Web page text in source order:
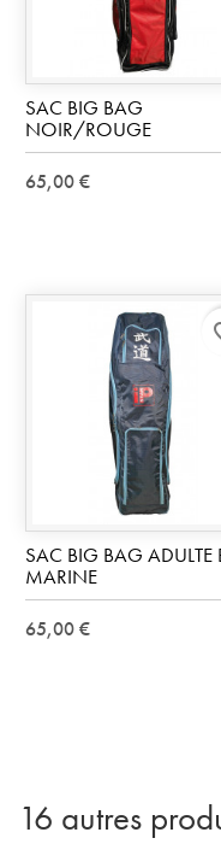
SAC BIG BAG
NOIR/ROUGE
65,00 €
SAC BIG BAG ADULTE
MARINE
65,00 €
16 autres